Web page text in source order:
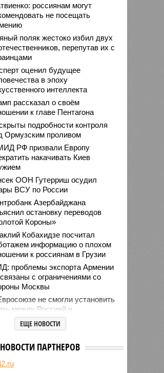
россиянам могут
не посещать
поляк жестоко избил двух
перепутав их с
оценил будущее
в эпоху
интеллекта
рассказал о своём
к главе Пентагона
подробности контроля
Ормузским проливом
РФ призвали Европу
накачивать Киев
ООН Гутерриш осудил
ВСУ по России
Азербайджана
остановку переводов
Короны»
Кобахидзе посчитал
информацию о плохом
к россиянам в Грузии
проблемы экспорта Армении
с ограничениями со
Москвы
не смогли установить
между Россией и
кризисом в Сеуте
объяснила причины
вузы страны
закрытие границы с
ЕЩЕ НОВОСТИ
НОВОСТИ ПАРТНЕРОВ